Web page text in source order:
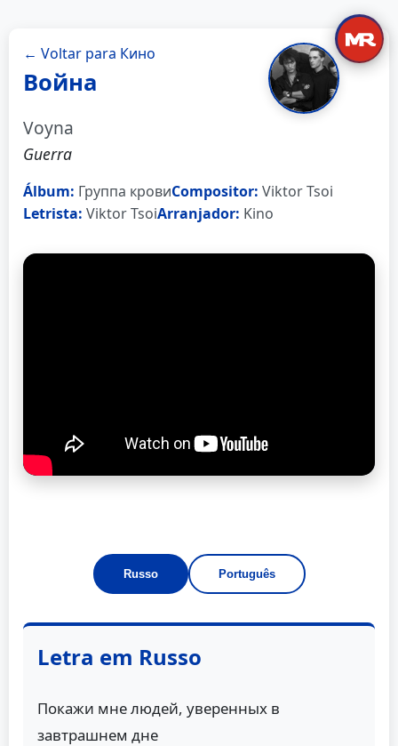
← Voltar para Кино
Война
Voyna
Guerra
Álbum: Группа кровиCompositor: Viktor Tsoi
Letrista: Viktor TsoiArranjador: Kino
Russo Português
Letra em Russo
Покажи мне людей, уверенных в
завтрашнем дне